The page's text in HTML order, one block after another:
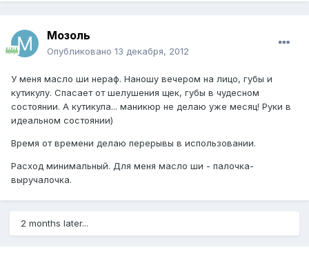
Мозоль
Опубликовано 13 декабря, 2012
У меня масло ши нераф. Наношу вечером на лицо, губы и
кутикулу. Спасает от шелушения щек, губы в чудесном
состоянии. А кутикула... маникюр не делаю уже месяц! Руки в
идеальном состоянии)
Время от времени делаю перерывы в использовании.
Расход минимальный. Для меня масло ши - палочка-
выручалочка.
2 months later...